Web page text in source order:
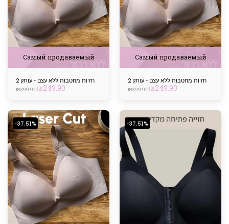
Самый продаваемый
2 חזיות מחטבות ללא עצם - עותק
₪399.90₪249.90
Самый продаваемый
2 חזיות מחטבות ללא עצם - עותק
₪399.90₪249.90
-37.51% -37.51%